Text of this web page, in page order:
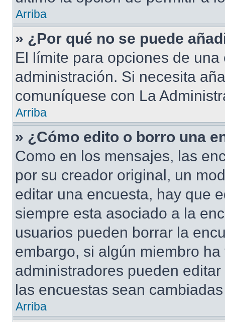
Arriba
» ¿Por qué no se puede
El límite para opciones de
administración. Si necesita
comuníquese con La
Arriba
» ¿Cómo edito o borro una
Como en los mensajes, las
por su creador original, un
editar una encuesta, hay que
siempre esta asociado a la
usuarios pueden borrar la
embargo, si algún miembro
administradores pueden
las encuestas sean
Arriba